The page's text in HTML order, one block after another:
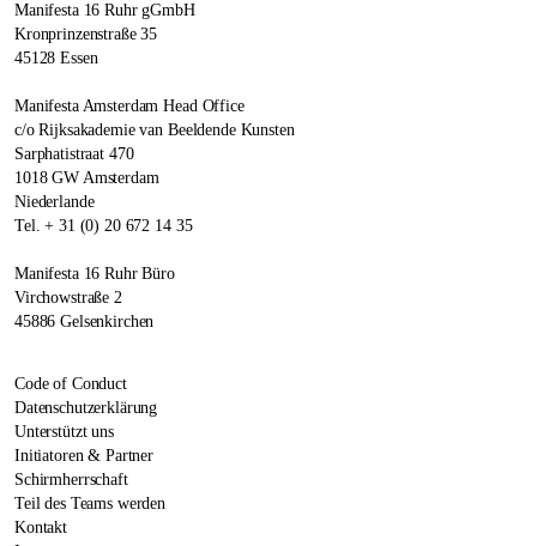
Manifesta 16 Ruhr gGmbH
Kronprinzenstraße 35
45128 Essen
Manifesta Amsterdam Head Office
c/o Rijksakademie van Beeldende Kunsten
Sarphatistraat 470
1018 GW Amsterdam
Niederlande
Tel. + 31 (0) 20 672 14 35
Manifesta 16 Ruhr Büro
Virchowstraße 2
45886 Gelsenkirchen
Code of Conduct
Datenschutzerklärung
Unterstützt uns
Initiatoren & Partner
Schirmherrschaft
Teil des Teams werden
Kontakt